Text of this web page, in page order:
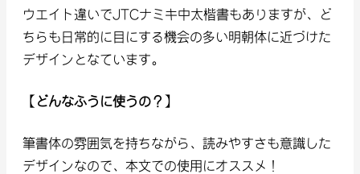
ウエイト違いでJTCナミキ中太楷書もありますが、ど
ちらも日常的に目にする機会の多い明朝体に近づけた
デザインとなています。
【どんなふうに使うの？】
筆書体の雰囲気を持ちながら、読みやすさも意識した
デザインなので、本文での使用にオススメ！